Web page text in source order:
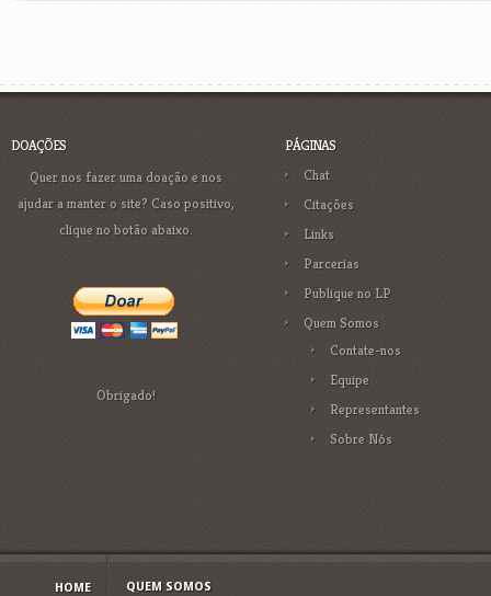
DOAÇÕES
Quer nos fazer uma doação e nos
ajudar a manter o site? Caso positivo,
clique no botão abaixo.
Obrigado!
PÁGINAS
Chat
Citações
Links
Parcerias
Publique no LP
Quem Somos
Contate-nos
Equipe
Representantes
Sobre Nós
HOME QUEM SOMOS